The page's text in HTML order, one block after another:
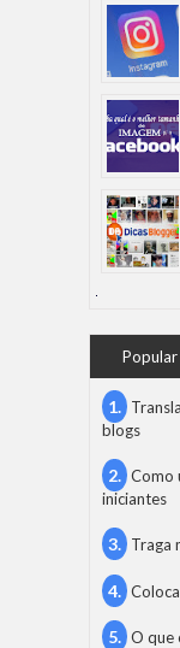
Popular
blogs
Como
iniciantes
Traga
O que